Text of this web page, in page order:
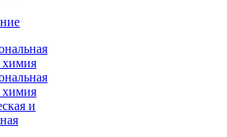
химия